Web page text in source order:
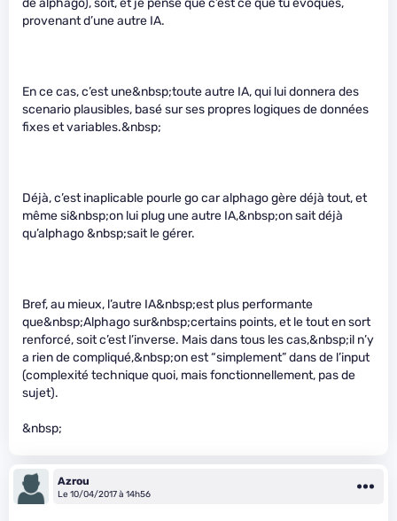
de alphago), soit, et je pense que c’est ce que tu évoques,
provenant d’une autre IA.
En ce cas, c’est une&nbsp;toute autre IA, qui lui donnera des
scenario plausibles, basé sur ses propres logiques de données
fixes et variables.&nbsp;
Déjà, c’est inaplicable pourle go car alphago gère déjà tout, et
même si&nbsp;on lui plug une autre IA,&nbsp;on sait déjà
qu’alphago &nbsp;sait le gérer.
Bref, au mieux, l’autre IA&nbsp;est plus performante
que&nbsp;Alphago sur&nbsp;certains points, et le tout en sort
renforcé, soit c’est l’inverse. Mais dans tous les cas,&nbsp;il n’y
a rien de compliqué,&nbsp;on est “simplement” dans de l’input
(complexité technique quoi, mais fonctionnellement, pas de
sujet).
&nbsp;
Azrou
Le 10/04/2017 à 14h56